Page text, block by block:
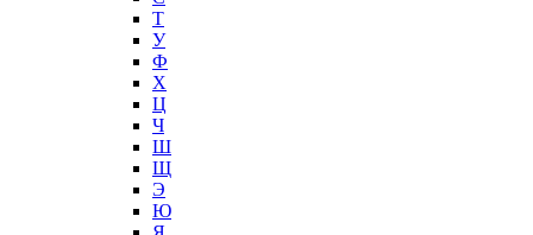
Т
У
Ф
Х
Ц
Ч
Ш
Щ
Э
Ю